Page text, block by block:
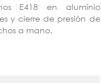
E418 en aluminio
y cierre de presión de
a mano.